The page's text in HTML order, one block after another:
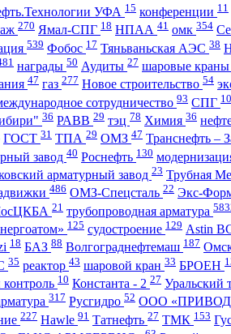
УФА 15 конференции 11
270 Ямал-СПГ 18 НПАА 41 омк 354
539 Фобос 17 Тяньваньская АЭС 38
награды 50 Аудиты 27 шаровые краны
47 газ 277 Новое строительство 54
сотрудничество 93 СПГ
36 РАВВ 29 тэц 78 Химия 36
ГОСТ 31 ТПА 29 ОМЗ 47 Транснефть –
завод 40 Роснефть 130
арматурный завод 23 Трубная
486 ОМЗ-Спецсталь 22 Экс-
21 трубопроводная арматура
125 судостроение 129 Astin
18 БАЗ 88 Волгограднефтемаш 187
35 реактор 43 шаровой кран 33 БРОЕН
контроль 10 Константа - 2 27 Уральский
317 Русгидро 52 ООО
227 Hawle 91 Татнефть 27 ТМК 153